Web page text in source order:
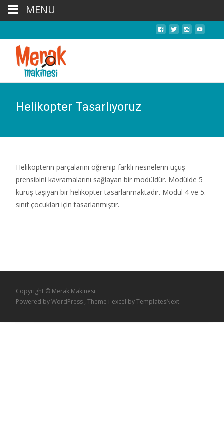
Helikopter Tasarlıyoruz
Helikopterin parçalarını öğrenip farklı nesnelerin uçuş
prensibini kavramalarını sağlayan bir modüldür. Modülde 5
kuruş taşıyan bir helikopter tasarlanmaktadır. Modül 4 ve 5.
sınıf çocukları için tasarlanmıştır.
Copyright © Merak Makinesi
Powered by WordPress , Theme i-excel by TemplatesNext.
MENU